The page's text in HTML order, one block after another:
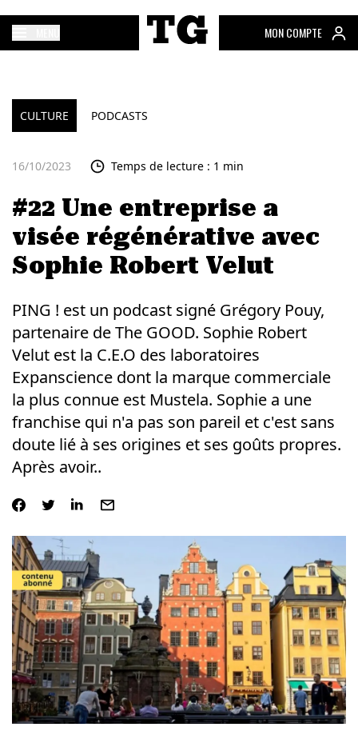
MON COMPTE
CULTURE PODCASTS
16/10/2023 Temps de lecture : 1 min
#22 Une entreprise a
visée régénérative avec
Sophie Robert Velut
PING ! est un podcast signé Grégory Pouy,
partenaire de The GOOD. Sophie Robert
Velut est la C.E.O des laboratoires
Expanscience dont la marque commerciale
la plus connue est Mustela. Sophie a une
franchise qui n'a pas son pareil et c'est sans
doute lié à ses origines et ses goûts propres.
Après avoir..